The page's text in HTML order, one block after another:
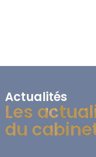
Actualités
Les
du